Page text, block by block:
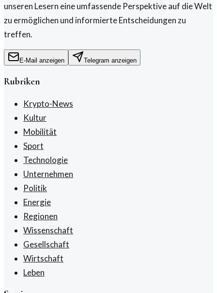
unseren Lesern eine umfassende Perspektive auf die Welt
zu ermöglichen und informierte Entscheidungen zu
treffen.
E-Mail anzeigen Telegram anzeigen
Rubriken
Krypto-News
Kultur
Mobilität
Sport
Technologie
Unternehmen
Politik
Energie
Regionen
Wissenschaft
Gesellschaft
Wirtschaft
Leben